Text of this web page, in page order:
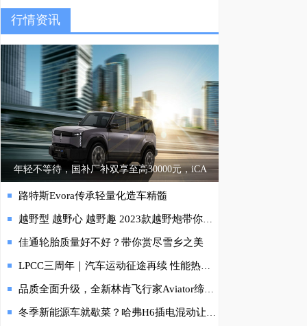
饭店”，解锁至臻服务新
行情资讯
年轻不等待，国补厂补双享至高30000元，iCA
路特斯Evora传承轻量化造车精髓
越野型 越野心 越野趣 2023款越野炮带你雪地激情“撒欢”
佳通轮胎质量好不好？带你赏尽雪乡之美
LPCC三周年｜汽车运动征途再续 性能热爱逐梦起航
品质全面升级，全新林肯飞行家Aviator缔造“天成之美”
冬季新能源车就歇菜？哈弗H6插电混动让您轻松安全过冬